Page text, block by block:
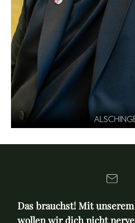
Das brauchst! Mit
wollen wir dich nicht